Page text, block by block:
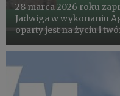
28 marca 2026 roku
Jadwiga w wykonaniu
oparty jest na życiu i